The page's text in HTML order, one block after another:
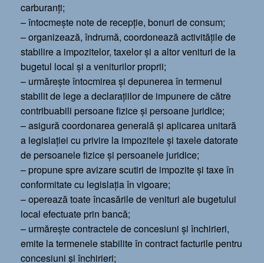
carburanţi;
– întocmeşte note de recepţie, bonuri de consum;
– organizează, îndrumă, coordonează activităţile de
stabilire a impozitelor, taxelor şi a altor venituri de la
bugetul local şi a veniturilor proprii;
– urmăreşte întocmirea şi depunerea în termenul
stabilit de lege a declaraţiilor de impunere de către
contribuabili persoane fizice şi persoane juridice;
– asigură coordonarea generală şi aplicarea unitară
a legislaţiei cu privire la impozitele şi taxele datorate
de persoanele fizice şi persoanele juridice;
– propune spre avizare scutiri de impozite şi taxe în
conformitate cu legislaţia în vigoare;
– operează toate încasările de venituri ale bugetului
local efectuate prin bancă;
– urmăreşte contractele de concesiuni şi închirieri,
emite la termenele stabilite în contract facturile pentru
concesiuni şi închirieri;